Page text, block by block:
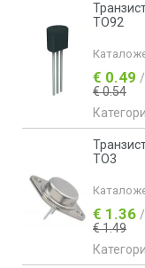
TO92
€ 0.49 /
€ 0.54
TO3
€ 1.36 /
€ 1.49